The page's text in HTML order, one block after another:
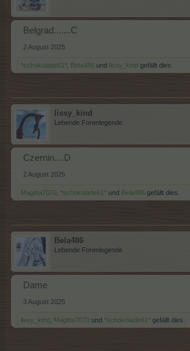
Belgrad.......C
2 August 2025
*schokolade61* Bela486 und lissy_kind gefällt dies.
lissy_kind
Lebende Forenlegende
Czernin....D
2 August 2025
Magitta7070 *schokolade61* und Bela486 gefällt dies.
Bela486
Lebende Forenlegende
Dame
3 August 2025
lissy_kind Magitta7070 und *schokolade61* gefällt dies.